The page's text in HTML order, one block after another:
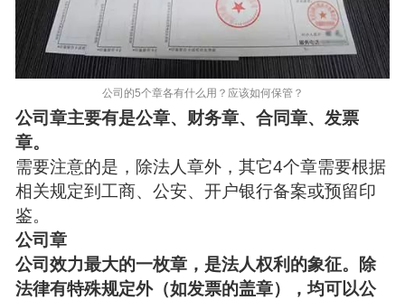
公司的5个章各有什么用？应该如何保管？
公司章主要有是公章、财务章、合同章、发票
章。
需要注意的是，除法人章外，其它4个章需要根据
相关规定到工商、公安、开户银行备案或预留印
鉴。
公司章
公司效力最大的一枚章，是法人权利的象征。除
法律有特殊规定外（如发票的盖章），均可以公